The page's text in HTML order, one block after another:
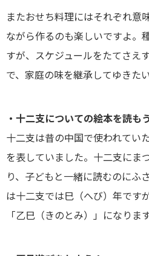
またおせち料理にはそれぞれ意
ながら作るのも楽しいですよ。
すが、スケジュールをたてさえ
で、家庭の味を継承してゆきた
・十二支についての絵本を読も
十二支は昔の中国で使われてい
を表していました。十二支にま
り、子どもと一緒に読むのにふ
は十二支では巳（へび）年です
「乙巳（きのとみ）」になります